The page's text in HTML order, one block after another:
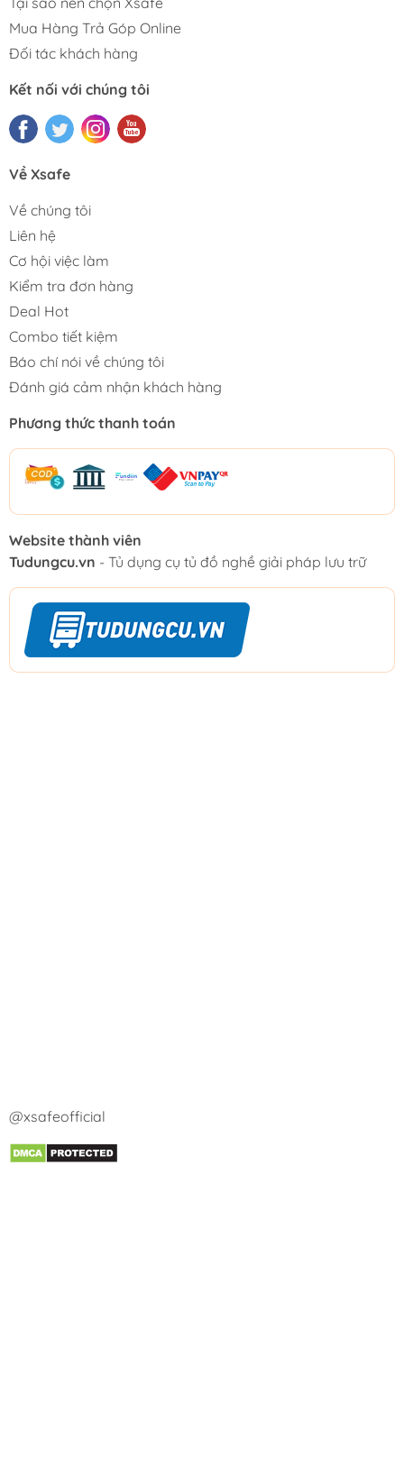
Mua Hàng Trả Góp Online
Đối tác khách hàng
Kết nối với chúng tôi
Về Xsafe
Về chúng tôi
Liên hệ
Cơ hội việc làm
Kiểm tra đơn hàng
Deal Hot
Combo tiết kiệm
Báo chí nói về chúng tôi
Đánh giá cảm nhận khách hàng
Phương thức thanh toán
Website thành viên
Tudungcu.vn - Tủ dụng cụ tủ đồ nghề giải pháp lưu trữ
@xsafeofficial